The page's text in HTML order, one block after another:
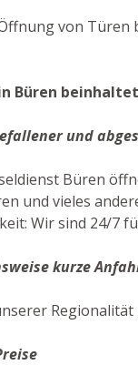
von Türen
Büren
und
Büren
und vieles
Wir sind 24/7
kurze
Regionalität